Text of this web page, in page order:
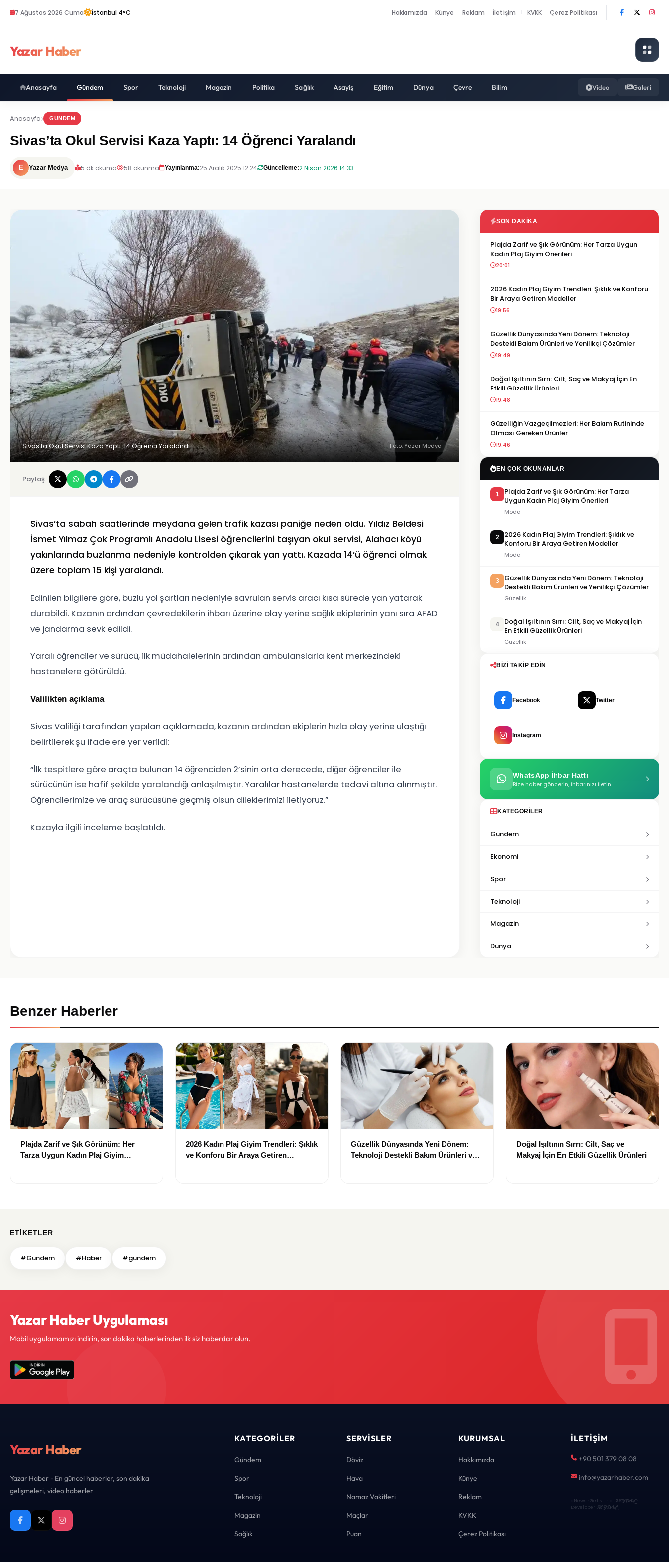
7 Ağustos 2026 Cuma İstanbul 4°C Hakkımızda Künye Reklam İletişim KVKK Çerez Politikası
Yazar Haber
Anasayfa Gündem Spor Teknoloji Magazin Politika Sağlık Asayiş Eğitim Dünya Çevre Bilim Video Galeri
Anasayfa GUNDEM
Sivas’ta Okul Servisi Kaza Yaptı: 14 Öğrenci Yaralandı
E Yazar Medya 5 dk okuma 58 okunma Yayınlanma:25 Aralık 2025 12:24 Güncelleme:2 Nisan 2026 14:33
Sivas’ta Okul Servisi Kaza Yaptı: 14 Öğrenci Yaralandı Foto: Yazar Medya
Paylaş
Sivas’ta sabah saatlerinde meydana gelen trafik kazası paniğe neden oldu. Yıldız Beldesi
İsmet Yılmaz Çok Programlı Anadolu Lisesi öğrencilerini taşıyan okul servisi, Alahacı köyü
yakınlarında buzlanma nedeniyle kontrolden çıkarak yan yattı. Kazada 14’ü öğrenci olmak
üzere toplam 15 kişi yaralandı.
Edinilen bilgilere göre, buzlu yol şartları nedeniyle savrulan servis aracı kısa sürede yan yatarak
durabildi. Kazanın ardından çevredekilerin ihbarı üzerine olay yerine sağlık ekiplerinin yanı sıra AFAD
ve jandarma sevk edildi.
Yaralı öğrenciler ve sürücü, ilk müdahalelerinin ardından ambulanslarla kent merkezindeki
hastanelere götürüldü.
Valilikten açıklama
Sivas Valiliği tarafından yapılan açıklamada, kazanın ardından ekiplerin hızla olay yerine ulaştığı
belirtilerek şu ifadelere yer verildi:
“İlk tespitlere göre araçta bulunan 14 öğrenciden 2’sinin orta derecede, diğer öğrenciler ile
sürücünün ise hafif şekilde yaralandığı anlaşılmıştır. Yaralılar hastanelerde tedavi altına alınmıştır.
Öğrencilerimize ve araç sürücüsüne geçmiş olsun dileklerimizi iletiyoruz.”
Kazayla ilgili inceleme başlatıldı.
SON DAKIKA
Plajda Zarif ve Şık Görünüm: Her Tarza Uygun
Kadın Plaj Giyim Önerileri
20:01
2026 Kadın Plaj Giyim Trendleri: Şıklık ve Konforu
Bir Araya Getiren Modeller
19:56
Güzellik Dünyasında Yeni Dönem: Teknoloji
Destekli Bakım Ürünleri ve Yenilikçi Çözümler
19:49
Doğal Işıltının Sırrı: Cilt, Saç ve Makyaj İçin En
Etkili Güzellik Ürünleri
19:48
Güzelliğin Vazgeçilmezleri: Her Bakım Rutininde
Olması Gereken Ürünler
19:46
EN ÇOK OKUNANLAR
1
Plajda Zarif ve Şık Görünüm: Her Tarza
Uygun Kadın Plaj Giyim Önerileri
Moda
2
2026 Kadın Plaj Giyim Trendleri: Şıklık ve
Konforu Bir Araya Getiren Modeller
Moda
3
Güzellik Dünyasında Yeni Dönem: Teknoloji
Destekli Bakım Ürünleri ve Yenilikçi Çözümler
Güzellik
4
Doğal Işıltının Sırrı: Cilt, Saç ve Makyaj İçin
En Etkili Güzellik Ürünleri
Güzellik
BIZI TAKIP EDIN
Facebook Twitter
Instagram
WhatsApp İhbar Hattı
Bize haber gönderin, ihbarınızı iletin
KATEGORILER
Gundem
Ekonomi
Spor
Teknoloji
Magazin
Dunya
Benzer Haberler
Plajda Zarif ve Şık Görünüm: Her
Tarza Uygun Kadın Plaj Giyim
2026 Kadın Plaj Giyim Trendleri: Şıklık
ve Konforu Bir Araya Getiren
Güzellik Dünyasında Yeni Dönem:
Teknoloji Destekli Bakım Ürünleri ve
Doğal Işıltının Sırrı: Cilt, Saç ve
Makyaj İçin En Etkili Güzellik Ürünleri
ETIKETLER
#Gundem #Haber #gundem
Yazar Haber Uygulaması
Mobil uygulamamızı indirin, son dakika haberlerinden ilk siz haberdar olun.
Yazar Haber
Yazar Haber - En güncel haberler, son dakika
gelişmeleri, video haberler
KATEGORILER
Gündem
Spor
Teknoloji
Magazin
Sağlık
SERVISLER
Döviz
Hava
Namaz Vakitleri
Maçlar
Puan
KURUMSAL
Hakkımızda
Künye
Reklam
KVKK
Çerez Politikası
İLETIŞIM
+90 501 379 08 08
info@yazarhaber.com
eNews · Geliştirici KEYDAL·
Developer KEYDAL